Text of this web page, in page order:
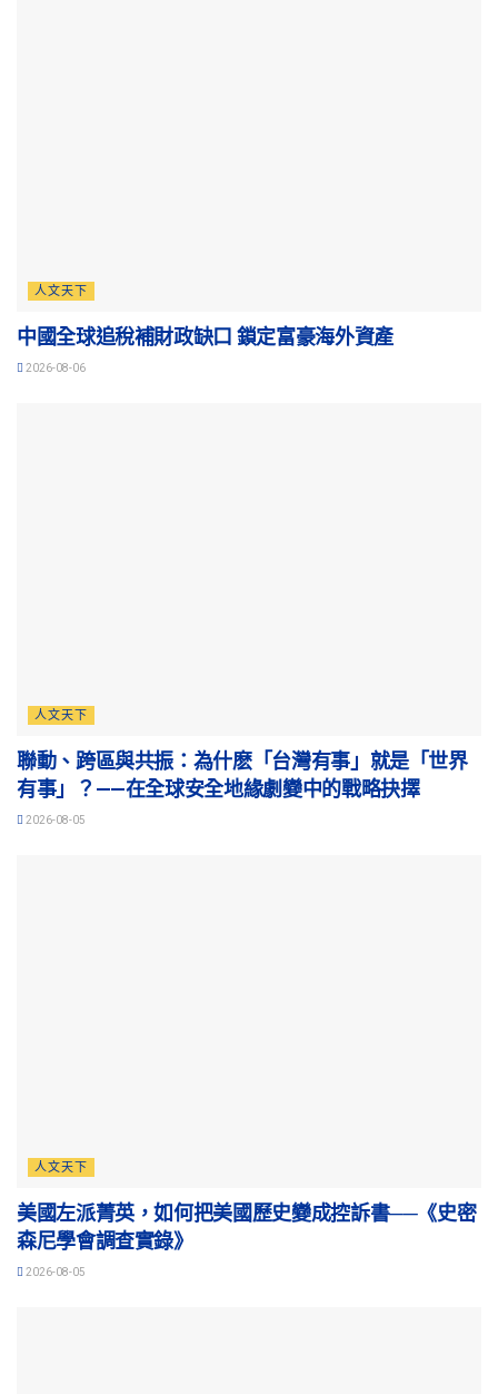
人文天下
中國全球追稅補財政缺口 鎖定富豪海外資產
2026-08-06
人文天下
聯動、跨區與共振：為什麽「台灣有事」就是「世界
有事」？——在全球安全地緣劇變中的戰略抉擇
2026-08-05
人文天下
美國左派菁英，如何把美國歷史變成控訴書──《史密
森尼學會調查實錄》
2026-08-05